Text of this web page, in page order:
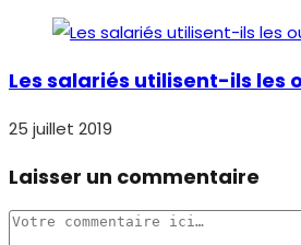
Les salariés utilisent-ils les
25 juillet 2019
Laisser un commentaire
Comment